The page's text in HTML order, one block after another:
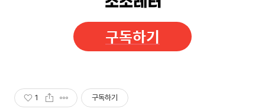
구독하기
1 구독하기